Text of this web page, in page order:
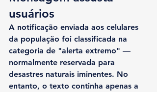
usuários
A notificação enviada aos celulares
da população foi classificada na
categoria de "alerta extremo" —
normalmente reservada para
desastres naturais iminentes. No
entanto, o texto continha apenas a